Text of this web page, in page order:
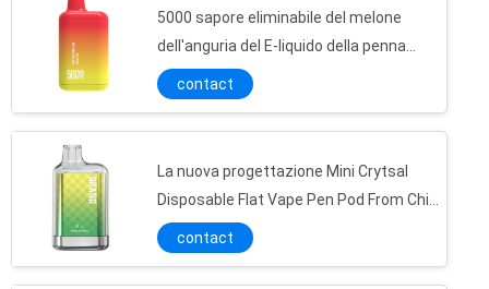
5000 sapore eliminabile del melone
dell'anguria del E-liquido della penna
10.0ml di Vape dei soffi
contact
La nuova progettazione Mini Crytsal
Disposable Flat Vape Pen Pod From China
600 dell'OEM soffia
contact